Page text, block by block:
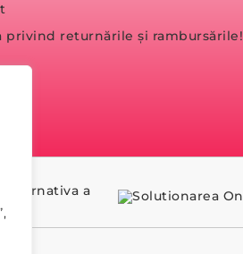
privind returnările și rambursările!